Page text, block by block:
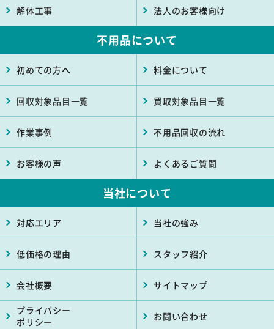
解体工事 法人のお客様向け
不用品について
初めての方へ 料金について
回収対象品目一覧 買取対象品目一覧
作業事例 不用品回収の流れ
お客様の声 よくあるご質問
当社について
対応エリア 当社の強み
低価格の理由 スタッフ紹介
会社概要 サイトマップ
プライバシー
ポリシー
お問い合わせ